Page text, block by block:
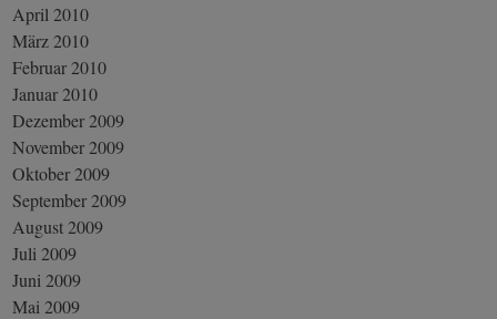
April 2010
März 2010
Februar 2010
Januar 2010
Dezember 2009
November 2009
Oktober 2009
September 2009
August 2009
Juli 2009
Juni 2009
Mai 2009